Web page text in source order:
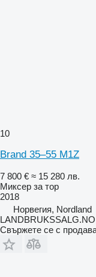
10
Brand 35–55 M1Z
7 800 € ≈ 15 280 лв.
Миксер за тор
2018
Норвегия, Nordland
Свържете се с